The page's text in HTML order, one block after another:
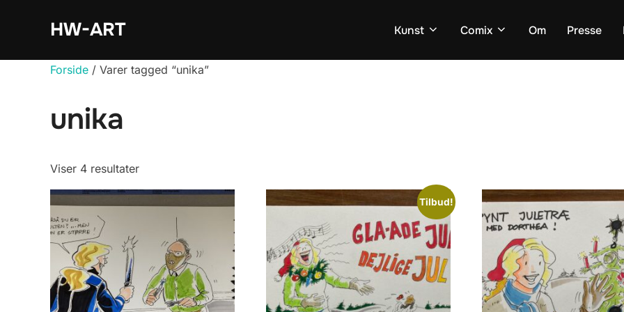
HW-ART Kunst Comix Om Presse
Forside / Varer tagged “unika”
unika
Viser 4 resultater
Tilbud!